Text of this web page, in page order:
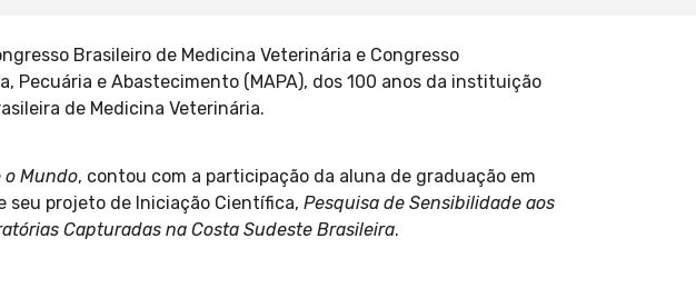
Brasileiro de Medicina Veterinária e Congresso
Pecuária e Abastecimento (MAPA), dos 100 anos da instituição
de Medicina Veterinária.
o Mundo, contou com a participação da aluna de graduação em
seu projeto de Iniciação Científica, Pesquisa de Sensibilidade aos
Capturadas na Costa Sudeste Brasileira.